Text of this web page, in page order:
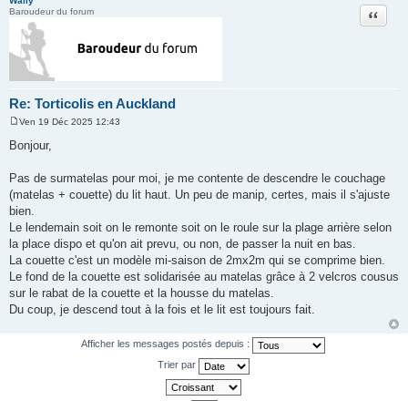
Baroudeur du forum
Re: Torticolis en Auckland
Citation
s
g
e
Ven 19 Déc 2025 12:43
Bonjour,
Pas de surmatelas pour moi, je me contente de descendre le couchage
(matelas + couette) du lit haut. Un peu de manip, certes, mais il s'ajuste
bien.
Le lendemain soit on le remonte soit on le roule sur la plage arrière selon
la place dispo et qu'on ait prevu, ou non, de passer la nuit en bas.
La couette c'est un modèle mi-saison de 2mx2m qui se comprime bien.
Le fond de la couette est solidarisée au matelas grâce à 2 velcros cousus
sur le rabat de la couette et la housse du matelas.
Du coup, je descend tout à la fois et le lit est toujours fait.
Afficher les messages postés depuis :
Trier par